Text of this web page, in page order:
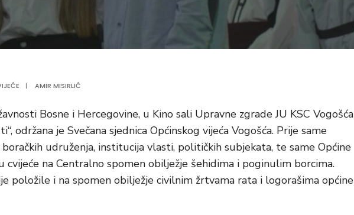
| AMIR MISIRLIĆ
Bosne i Hercegovine, u Kino sali Upravne zgrade JU KSC Vogošća
održana je Svečana sjednica Općinskog vijeća Vogošća. Prije same
udruženja, institucija vlasti, političkih subjekata, te same Općine
cvijeće na Centralno spomen obilježje šehidima i poginulim borcima.
položile i na spomen obilježje civilnim žrtvama rata i logorašima općine